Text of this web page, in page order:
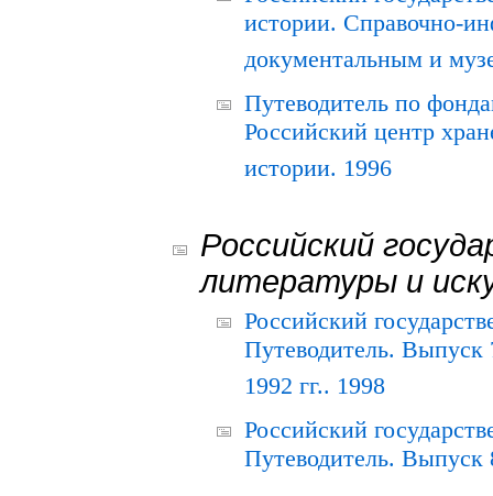
истории. Справочно-
документальным и
Путеводитель по
Российский центр
истории. 1996
Российский
литературы и
Российский
Путеводитель.
1992 гг.. 1998
Российский
Путеводитель. Выпуск